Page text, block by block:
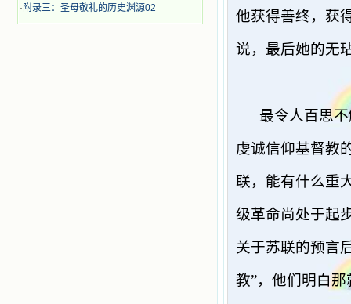
· 附录三：圣母敬礼的历史渊源02
他获得善终，获
说，最后她的无
最令人百思
虔诚信仰基督教
联，能有什么重
级革命尚处于起
关于苏联的预言
教”，他们明白